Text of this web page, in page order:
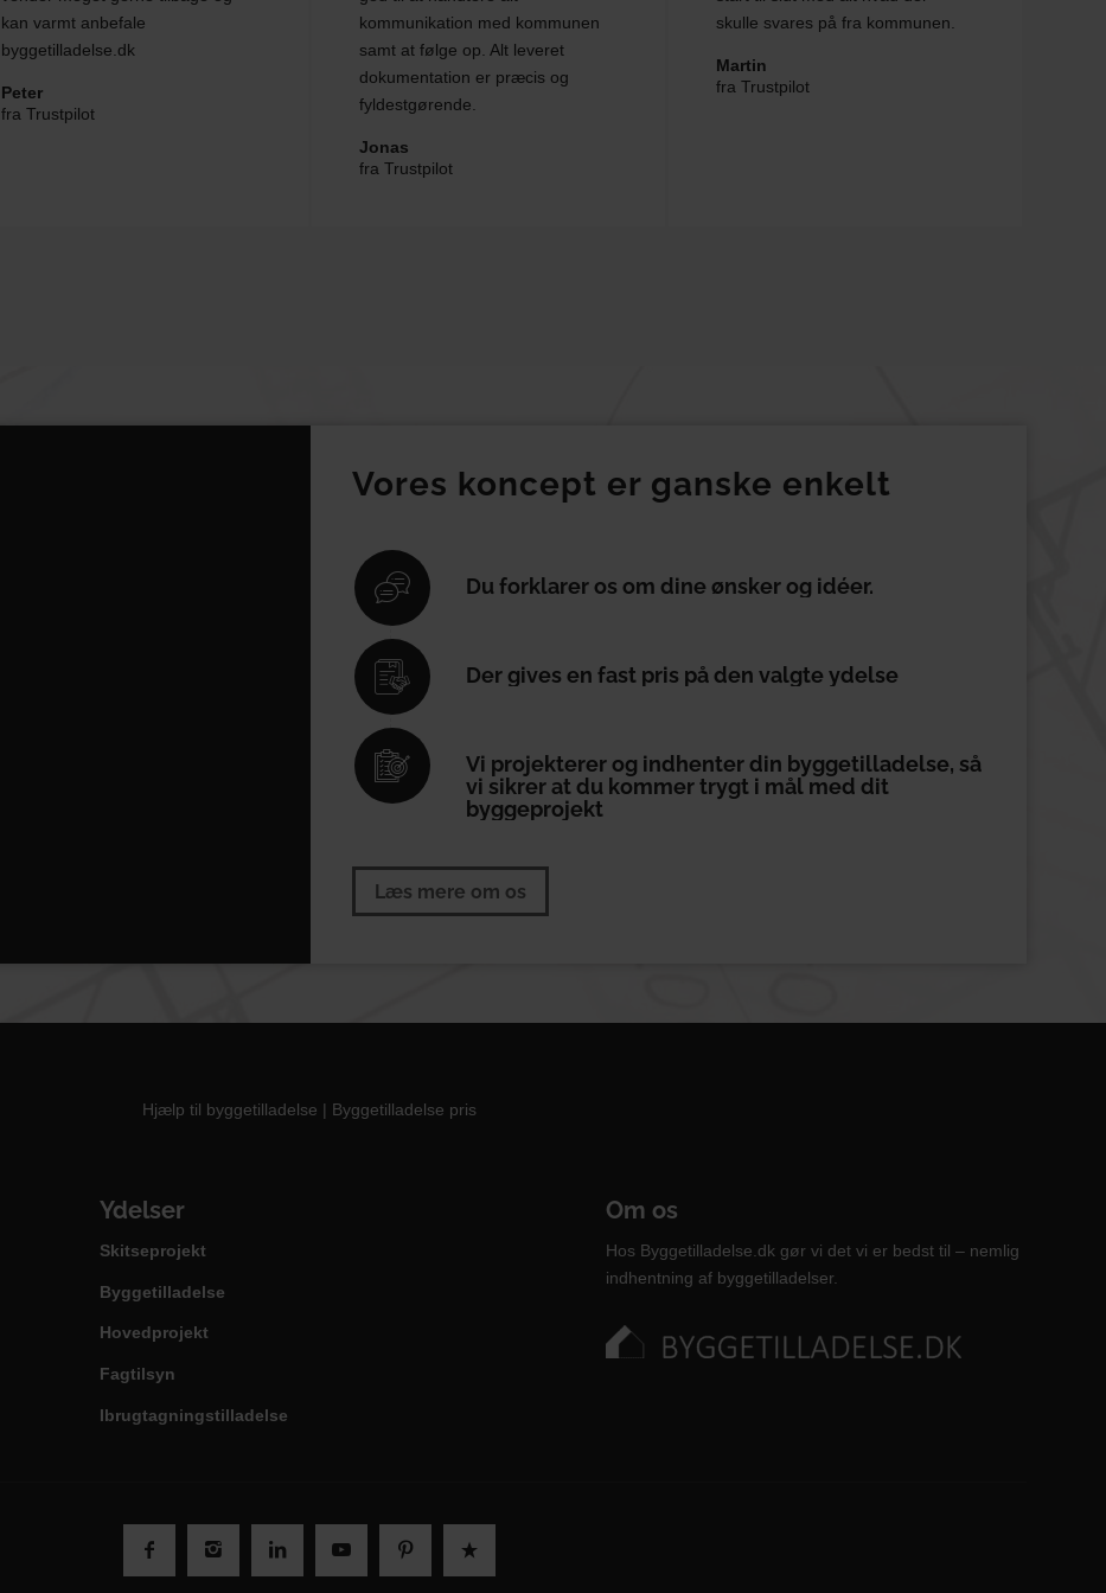
kan varmt anbefale
byggetilladelse.dk
Peter
fra Trustpilot
kommunikation med kommunen
samt at følge op. Alt leveret
dokumentation er præcis og
fyldestgørende.
Jonas
fra Trustpilot
skulle svares på fra kommunen.
Martin
fra Trustpilot
Vores koncept er ganske enkelt
Du forklarer os om dine ønsker og idéer.
Der gives en fast pris på den valgte ydelse
Vi projekterer og indhenter din byggetilladelse, så
vi sikrer at du kommer trygt i mål med dit
byggeprojekt
Læs mere om os
Hjælp til byggetilladelse | Byggetilladelse pris
Ydelser
Skitseprojekt
Byggetilladelse
Hovedprojekt
Fagtilsyn
Ibrugtagningstilladelse
Om os
Hos Byggetilladelse.dk gør vi det vi er bedst til – nemlig
indhentning af byggetilladelser.